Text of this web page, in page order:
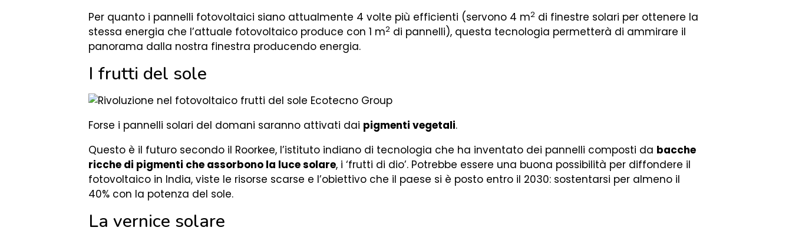
Per quanto i pannelli fotovoltaici siano attualmente 4 volte più efficienti (servono 4 m2 di finestre solari per ottenere la
stessa energia che l’attuale fotovoltaico produce con 1 m2 di pannelli), questa tecnologia permetterà di ammirare il
panorama dalla nostra finestra producendo energia.
I frutti del sole
Forse i pannelli solari del domani saranno attivati dai pigmenti vegetali.
Questo è il futuro secondo il Roorkee, l’istituto indiano di tecnologia che ha inventato dei pannelli composti da bacche
ricche di pigmenti che assorbono la luce solare, i ‘frutti di dio’. Potrebbe essere una buona possibilità per diffondere il
fotovoltaico in India, viste le risorse scarse e l’obiettivo che il paese si è posto entro il 2030: sostentarsi per almeno il
40% con la potenza del sole.
La vernice solare